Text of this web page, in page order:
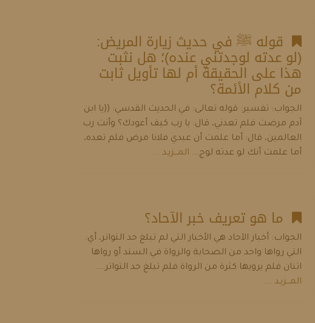
قوله ﷺ في حديث زيارة المريض:
(لو عدته لوجدتني عنده)؛ هل نثبت
هذا على الحقيقة أم لها تأويل ثابت
من كلام الأئمة؟
الجواب: تفسير: قوله تعالى: في الحديث القدسي: ((يا ابن
آدم مرضت فلم تعدني، قال: يا رب كيف أعودك؟ وأنت رب
العالمين، قال: أما علمت أن عبدي فلانا مرض فلم تعده،
أما علمت أنك لو عدته لوج... المـــزيـد ...
ما هو تعريف خبر الآحاد؟
الجواب: أخبار الآحاد هي الأخبار التي لم تبلغ حد التواتر، أي:
التي رواها واحد من الصحابة والرواة في السند أو رواها
اثنان فلم يرويها كثرة من الرواة فلم تبلغ حد التواتر....
المـــزيـد ...